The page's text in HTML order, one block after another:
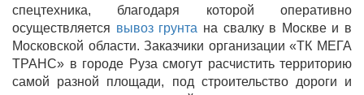
спецтехника, благодаря которой оперативно
осуществляется вывоз грунта на свалку в Москве и в
Московской области. Заказчики организации «ТК МЕГА
ТРАНС» в городе Руза смогут расчистить территорию
самой разной площади, под строительство дороги и